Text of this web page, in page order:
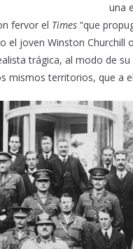
una
fervor el Times “que
el joven Winston Churchill o
trágica, al modo de
mismos territorios, que a